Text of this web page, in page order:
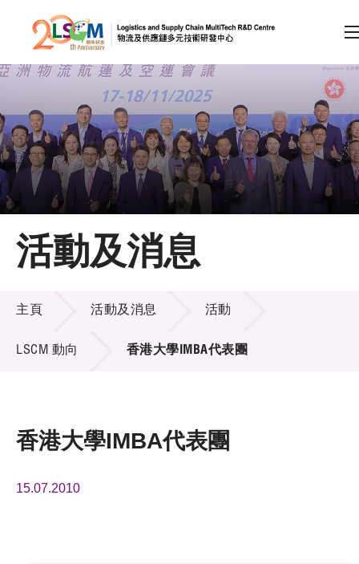
跳到內容（按回車鍵）
會員登入
A A EN 繁 简
主頁
關於LSCM
技術商品化
項目及資助計劃
活動及消息
活動及消息
活動及消息
主頁 活動及消息 活動
LSCM 動向 香港大學IMBA代表團
香港大學IMBA代表團
15.07.2010